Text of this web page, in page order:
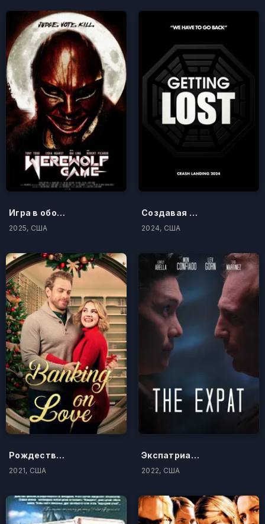
Игра в оборотня
2025, США
Создавая «Остаться в живых»
2024, США
Рождество банкирши
2021, США
Экспатриант
2022, США